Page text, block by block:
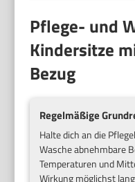
Pflege- und
Kindersitze
Bezug
Regelmäßige
Halte dich an die
Wasche abnehmbare
Temperaturen und
Wirkung möglichst